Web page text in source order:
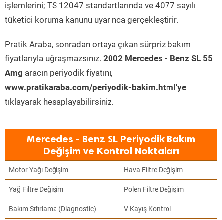
işlemlerini; TS 12047 standartlarında ve 4077 sayılı
tüketici koruma kanunu uyarınca gerçekleştirir.
Pratik Araba, sonradan ortaya çıkan sürpriz bakım
fiyatlarıyla uğraşmazsınız. 2002 Mercedes - Benz SL 55
Amg aracın periyodik fiyatını,
www.pratikaraba.com/periyodik-bakim.html'ye
tıklayarak hesaplayabilirsiniz.
Mercedes - Benz SL Periyodik Bakım
Değişim ve Kontrol Noktaları
Motor Yağı Değişim Hava Filtre Değişim
Yağ Filtre Değişim Polen Filtre Değişim
Bakım Sıfırlama (Diagnostic) V Kayış Kontrol